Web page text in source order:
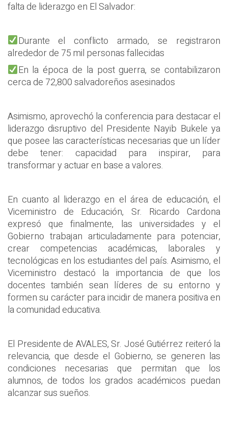
falta de liderazgo en El Salvador:
Durante el conflicto armado, se registraron
alrededor de 75 mil personas fallecidas
En la época de la post guerra, se contabilizaron
cerca de 72,800 salvadoreños asesinados
Asimismo, aprovechó la conferencia para destacar el
liderazgo disruptivo del Presidente Nayib Bukele ya
que posee las características necesarias que un líder
debe tener: capacidad para inspirar, para
transformar y actuar en base a valores.
En cuanto al liderazgo en el área de educación, el
Viceministro de Educación, Sr. Ricardo Cardona
expresó que finalmente, las universidades y el
Gobierno trabajan articuladamente para potenciar,
crear competencias académicas, laborales y
tecnológicas en los estudiantes del país. Asimismo, el
Viceministro destacó la importancia de que los
docentes también sean líderes de su entorno y
formen su carácter para incidir de manera positiva en
la comunidad educativa.
El Presidente de AVALES, Sr. José Gutiérrez reiteró la
relevancia, que desde el Gobierno, se generen las
condiciones necesarias que permitan que los
alumnos, de todos los grados académicos puedan
alcanzar sus sueños.